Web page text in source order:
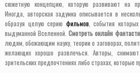
сюжетную концепцию, которую развивают на
Иногда, авторская задумка описывается в
образуя целую серию фильмов, события
выдуманной Вселенной.Смотреть онлайн
людям, обожающим науку, теории о заговорах,
желающих хорошо развлечься. Авторы,
зрительских предпочтениях либо страхах, которые